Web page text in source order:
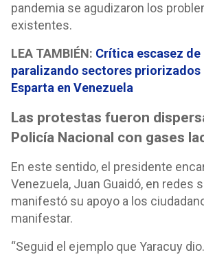
pandemia se agudizaron los
existentes.
LEA TAMBIÉN: Crítica escasez de
paralizando sectores priorizados
Esparta en Venezuela
Las protestas fueron
Policía Nacional con gases
En este sentido, el presidente
Venezuela, Juan Guaidó, en redes
manifestó su apoyo a los
manifestar.
“Seguid el ejemplo que Yaracuy